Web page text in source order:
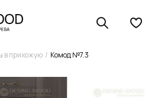
в прихожую Комод №7.3